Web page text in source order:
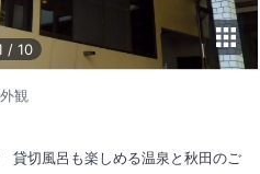
/ 10
外観
切風呂も楽しめる温泉と秋田のご